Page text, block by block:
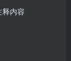
内容